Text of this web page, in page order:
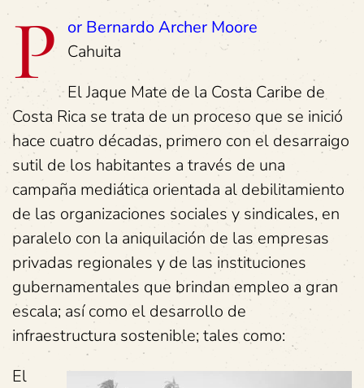
P or Bernardo Archer Moore
Cahuita
El Jaque Mate de la Costa Caribe de
Costa Rica se trata de un proceso que se inició
hace cuatro décadas, primero con el desarraigo
sutil de los habitantes a través de una
campaña mediática orientada al debilitamiento
de las organizaciones sociales y sindicales, en
paralelo con la aniquilación de las empresas
privadas regionales y de las instituciones
gubernamentales que brindan empleo a gran
escala; así como el desarrollo de
infraestructura sostenible; tales como:
El